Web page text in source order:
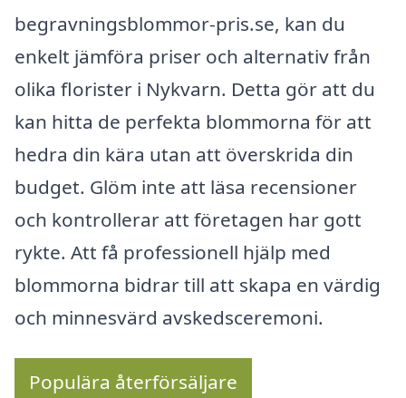
begravningsblommor-pris.se, kan du
enkelt jämföra priser och alternativ från
olika florister i Nykvarn. Detta gör att du
kan hitta de perfekta blommorna för att
hedra din kära utan att överskrida din
budget. Glöm inte att läsa recensioner
och kontrollerar att företagen har gott
rykte. Att få professionell hjälp med
blommorna bidrar till att skapa en värdig
och minnesvärd avskedsceremoni.
Populära återförsäljare